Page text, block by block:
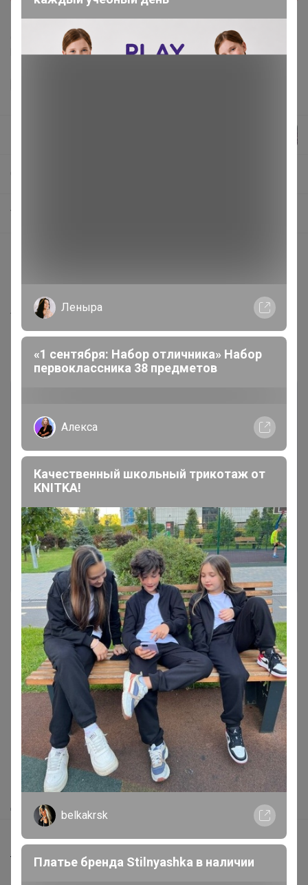
Делая заказ, Вы подтверждаете что ознакомлены с
регламентом выкупа
и соглашаетесь с договором оферты
***
Китай
Артикул
M-6308
Комментарии
Чтобы написать комментарий необходимо
авторизоваться на сайте!
Это займет меньше минуты
Войти Зарегистрироваться
Реклама
Как здесь все устроено?
Как сделать заказ?
Как получить?
Доставка
Шоурумы
Торговые марки
Леныра
«1 сентября: Набор отличника» Набор
первоклассника 38 предметов
Алекса
Качественный школьный трикотаж от
KNITKA!
belkakrsk
Платье бренда Stilnyashka в наличии